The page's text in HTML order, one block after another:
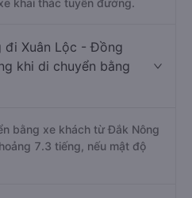
khai thác tuyến đường.
đi Xuân Lộc - Đồng
khi di chuyển bằng
bằng xe khách từ Đắk Nông
7.3 tiếng, nếu mật độ